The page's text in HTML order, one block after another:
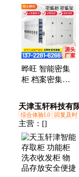
凭证柜、智能档
晔旺 智能密集
柜 档案密集架
档案柜 支持定
制
天津玉轩科技有
综合体验L0 回复及时
主营： []